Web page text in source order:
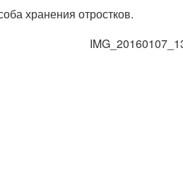
хранения отростков.